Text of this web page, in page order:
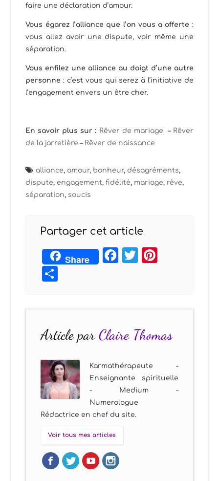
faire une déclaration d’amour.
Vous égarez l’alliance que l’on vous a offerte :
vous allez avoir une dispute, voir même une
séparation.
Vous enfilez une alliance au doigt d’une autre
personne : c’est vous qui serez à l’initiative de
l’engagement envers un être cher.
En savoir plus sur : Rêver de mariage – Rêver
de la jarretière – Rêver de naissance
alliance, amour, bonheur, désagréments,
dispute, engagement,fidélité, mariage, rêve,
séparation, soucis
Partager cet article
Share Facebook
Twitter
Article parClaire Thomas
Karmathérapeute -
Enseignante spirituelle
- Medium -
Numerologue
Rédactrice en chef du site.
Voir tous mes articles